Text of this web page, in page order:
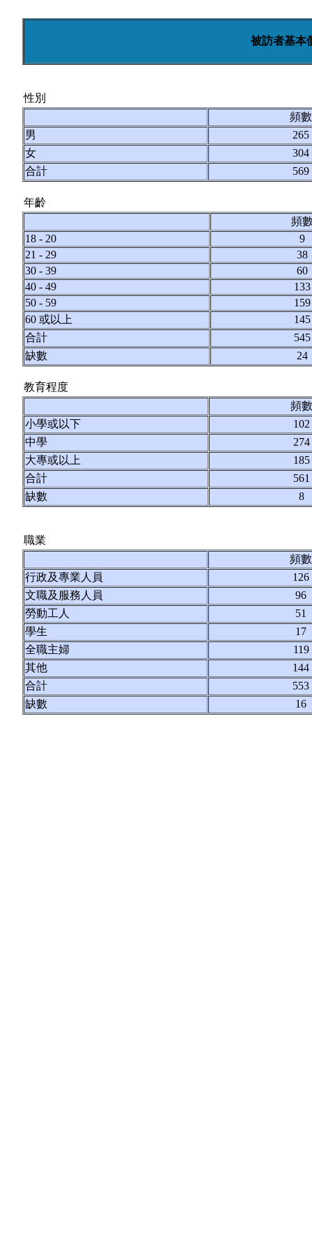
被訪者基本
性別
頻數
男
265
女
304
合計
569
年齡
頻
18 - 20
9
21 - 29
38
30 - 39
60
40 - 49
133
50 - 59
159
60 或以上
145
合計
545
缺數
24
教育程度
頻數
小學或以下
102
中學
274
大專或以上
185
合計
561
缺數
8
職業
頻數
行政及專業人員
126
文職及服務人員
96
勞動工人
51
學生
17
全職主婦
119
其他
144
合計
553
缺數
16